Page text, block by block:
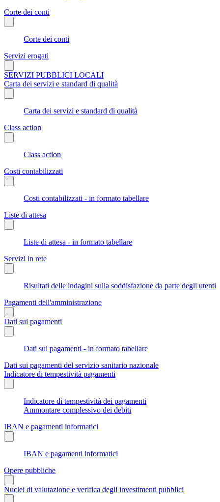
Corte dei conti
Corte dei conti
Servizi erogati
SERVIZI PUBBLICI LOCALI
Carta dei servizi e standard di qualità
Carta dei servizi e standard di qualità
Class action
Class action
Costi contabilizzati
Costi contabilizzati - in formato tabellare
Liste di attesa
Liste di attesa - in formato tabellare
Servizi in rete
Risultati delle indagini sulla soddisfazione da parte degli utenti
Pagamenti dell'amministrazione
Dati sui pagamenti
Dati sui pagamenti - in formato tabellare
Dati sui pagamenti del servizio sanitario nazionale
Indicatore di tempestività pagamenti
Indicatore di tempestività dei pagamenti
Ammontare complessivo dei debiti
IBAN e pagamenti informatici
IBAN e pagamenti informatici
Opere pubbliche
Nuclei di valutazione e verifica degli investimenti pubblici